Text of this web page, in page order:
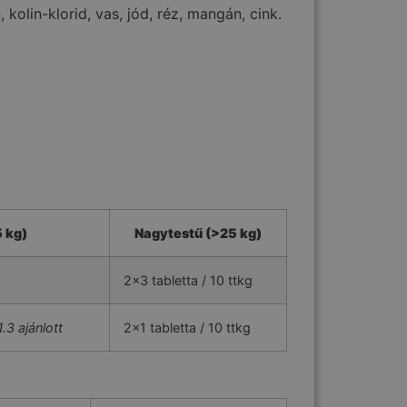
klorid, vas, jód, réz, mangán, cink.
kg) Nagytestű (>25 kg)
2×3 tabletta / 10 ttkg
ajánlott 2×1 tabletta / 10 ttkg